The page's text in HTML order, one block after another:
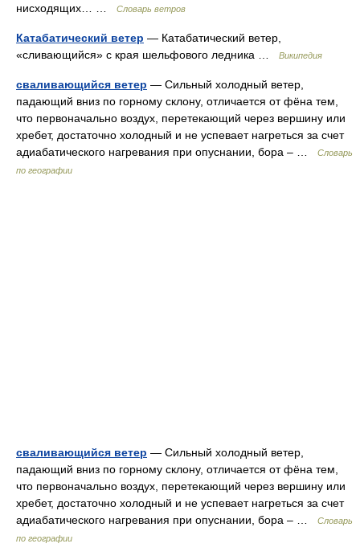
нисходящих… …
Словарь ветров
Катабатический ветер — Катабатический ветер,
«сливающийся» с края шельфового ледника …
Википедия
сваливающийся ветер — Сильный холодный ветер,
падающий вниз по горному склону, отличается от фёна тем,
что первоначально воздух, перетекающий через вершину или
хребет, достаточно холодный и не успевает нагреться за счет
адиабатического нагревания при опуснании, бора – …
Словарь
по географии
сваливающийся ветер — Сильный холодный ветер,
падающий вниз по горному склону, отличается от фёна тем,
что первоначально воздух, перетекающий через вершину или
хребет, достаточно холодный и не успевает нагреться за счет
адиабатического нагревания при опуснании, бора – …
Словарь
по географии